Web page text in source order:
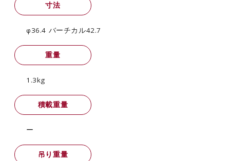
寸法
φ36.4 バーチカル42.7
重量
1.3kg
積載重量
ー
吊り重量